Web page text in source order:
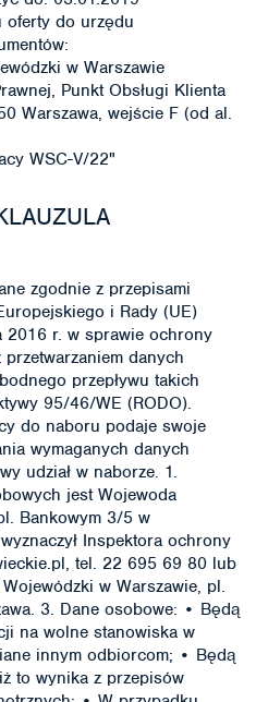
oferty do urzędu
w Warszawie
Punkt Obsługi Klienta
Warszawa, wejście F (od al.
WSC-V/22"
zgodnie z przepisami
i Rady (UE)
r. w sprawie ochrony
danych
przepływu takich
95/46/WE (RODO).
do naboru podaje swoje
wymaganych danych
udział w naborze. 1.
jest Wojewoda
Bankowym 3/5 w
Inspektora ochrony
tel. 22 695 69 80 lub
w Warszawie, pl.
3. Dane osobowe: • Będą
na wolne stanowiska w
innym odbiorcom; • Będą
to wynika z przepisów